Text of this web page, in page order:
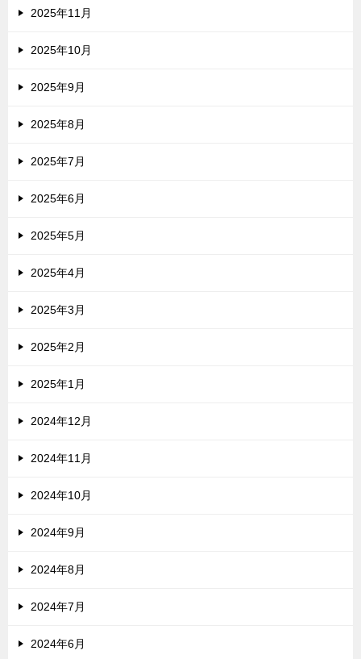
2025年11月
2025年10月
2025年9月
2025年8月
2025年7月
2025年6月
2025年5月
2025年4月
2025年3月
2025年2月
2025年1月
2024年12月
2024年11月
2024年10月
2024年9月
2024年8月
2024年7月
2024年6月